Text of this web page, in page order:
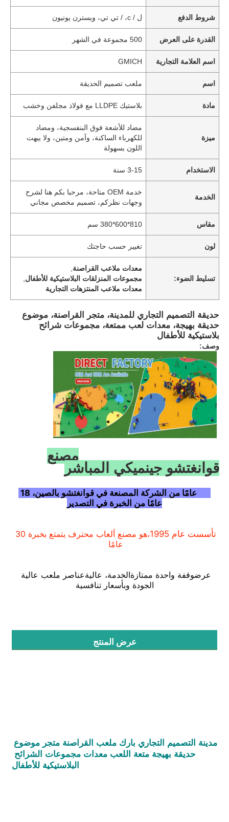
القضايا
شروط الدفع ل / c، / تي تي، ويسترن يونيون
القدرة على العرض 500 مجموعة في الشهر
اسم العلامة التجارية GMICH
اسم ملعب تصميم الحديقة
مادة بلاستيك LLDPE مع فولاذ مجلفن وخشب
ميزة
مضاد للأشعة فوق البنفسجية، ومضاد
للكهرباء الساكنة، وآمن ومتين، ولا يبهت
اللون بسهولة
الاستخدام 3-15 سنة
الخدمة
خدمة OEM متاحة، مرحبا بكم هنا لشرح
وجهات نظركم، تصميم مخصص مجاني
مقاس 810*600*380 سم
لون تغيير حسب حاجتك
تسليط الضوء:
معدات ملاعب القراصنة
مجموعات المنزلقات البلاستيكية للأطفال
معدات ملاعب المنتزهات التجارية
حديقة التصميم التجاري للمدينة، متجر القراصنة، موضوع
حديقة بهيجة، معدات لعب ممتعة، مجموعات شرائح
بلاستيكية للأطفال
وصف:
مصنع
قوانغتشو جينميكي المباشر
عامًا من الخبرة في التصدير
تأسست عام 1995،
عامًا
عرضوقفة واحدة ممتازةالخدمة، عالية
الجودة وبأسعار تنافسية
عرض المنتج
البلاستيكية للأطفال